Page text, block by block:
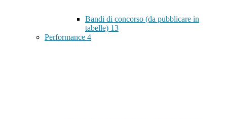
Bandi di concorso (da pubblicare in
tabelle) 13
Performance 4